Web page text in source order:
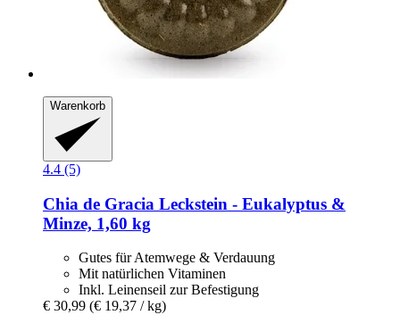
Warenkorb
4.4 (5)
Chia de Gracia Leckstein -​ Eukalyptus &
Minze, 1,60 kg
Gutes für Atemwege & Verdauung
Mit natürlichen Vitaminen
Inkl. Leinenseil zur Befestigung
€ 30,99 (€ 19,37 / kg)